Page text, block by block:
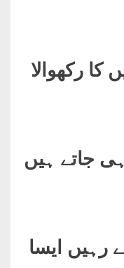
کا رکھوالا
جاتے ہیں
رہیں ایسا